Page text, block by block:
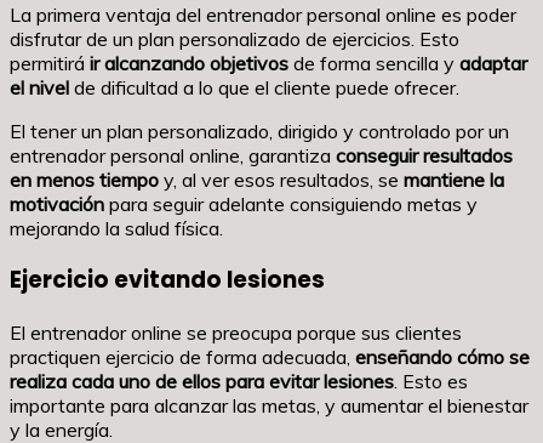
La primera ventaja del entrenador personal online es poder
disfrutar de un plan personalizado de ejercicios. Esto
permitirá ir alcanzando objetivos de forma sencilla y adaptar
el nivel de dificultad a lo que el cliente puede ofrecer.
El tener un plan personalizado, dirigido y controlado por un
entrenador personal online, garantiza conseguir resultados
en menos tiempo y, al ver esos resultados, se mantiene la
motivación para seguir adelante consiguiendo metas y
mejorando la salud física.
Ejercicio evitando lesiones
El entrenador online se preocupa porque sus clientes
practiquen ejercicio de forma adecuada, enseñando cómo se
realiza cada uno de ellos para evitar lesiones . Esto es
importante para alcanzar las metas, y aumentar el bienestar
y la energía.